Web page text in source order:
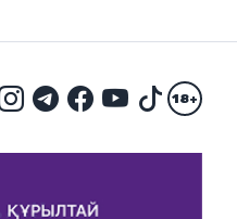
18+